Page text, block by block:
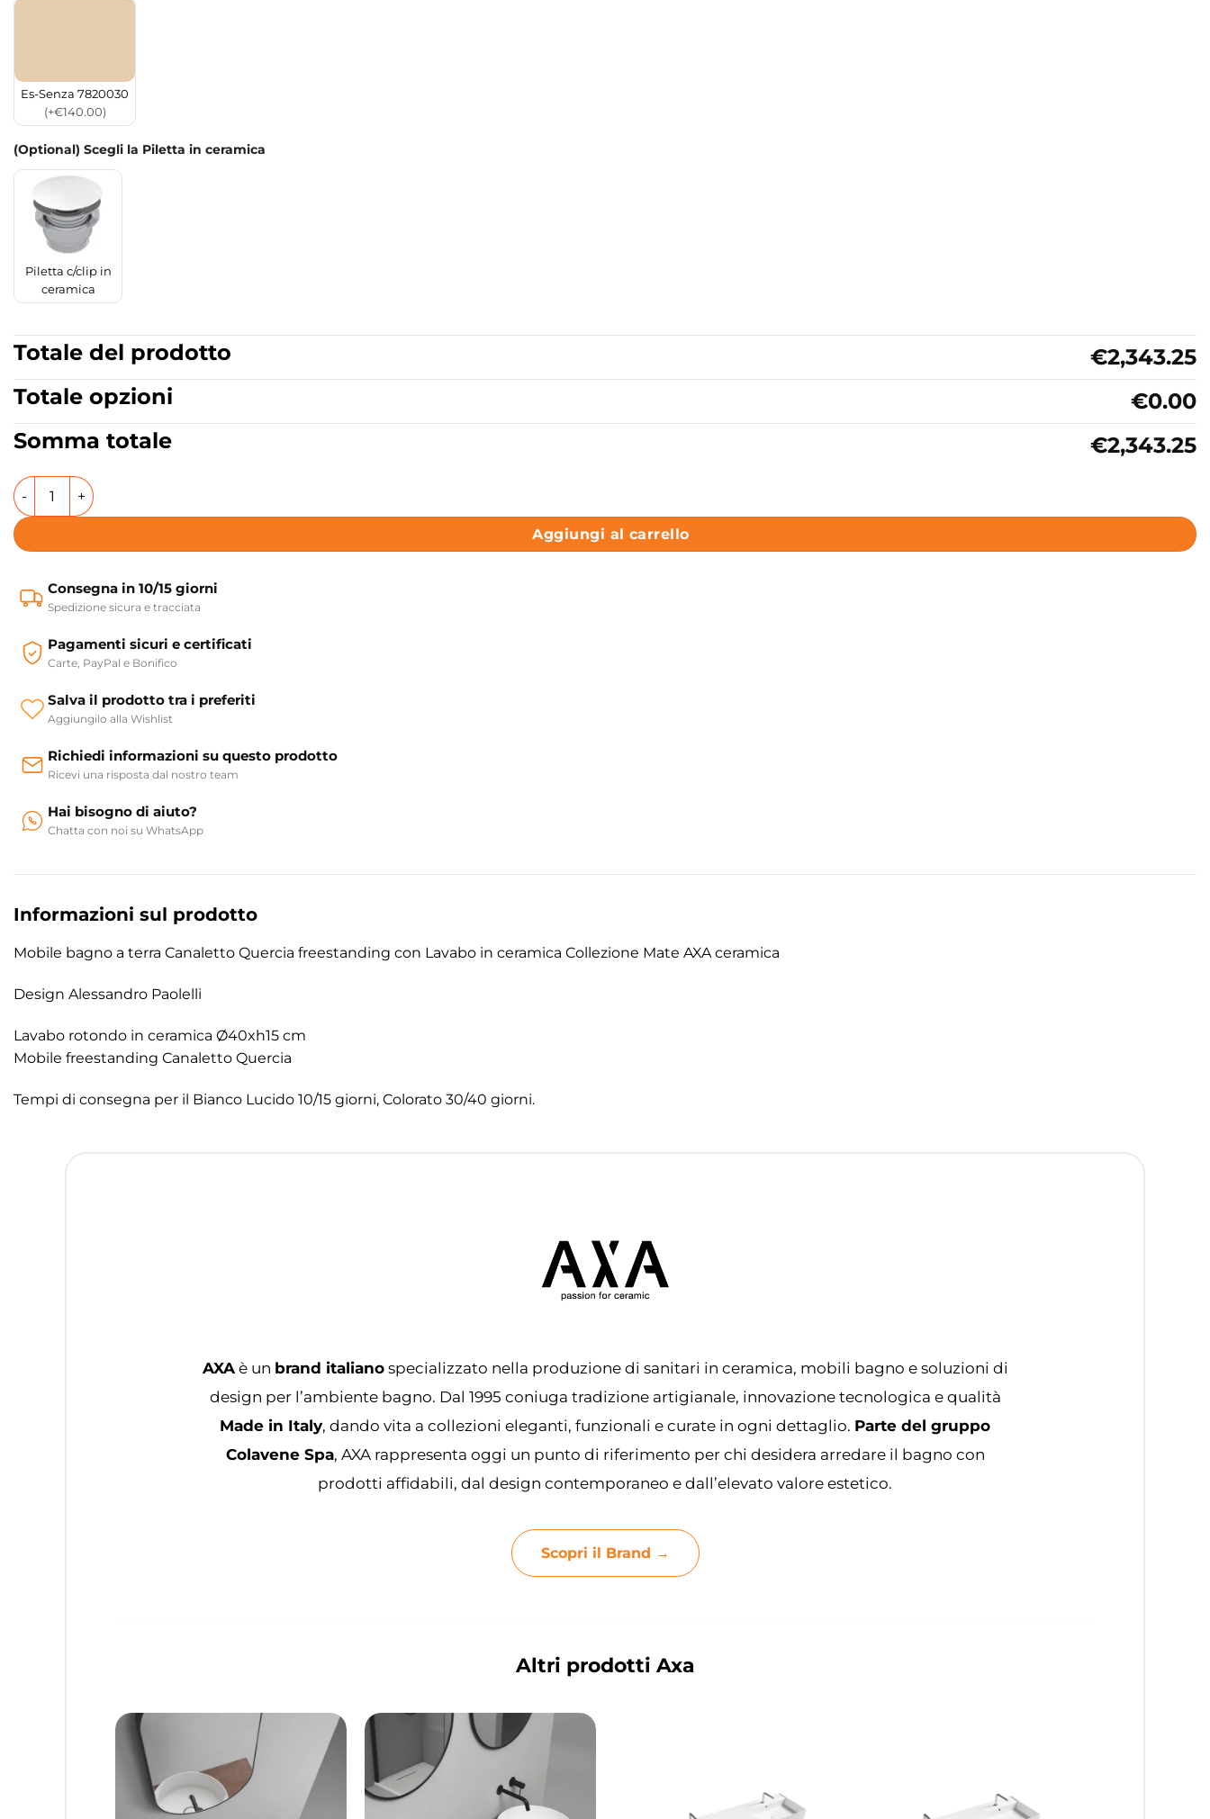
Es-Senza 7820030
(+€140.00)
(Optional) Scegli la Piletta in ceramica
Piletta c/clip in
ceramica
Totale del prodotto
€2,343.25
Totale opzioni
€0.00
Somma totale
€2,343.25
Mobile bagno a terra Canaletto Quercia freestanding con Lavabo in ceramica Collezione Mate AXA ceramica quantità
Aggiungi al carrello
Consegna in 10/15 giorni
Spedizione sicura e tracciata
Pagamenti sicuri e certificati
Carte, PayPal e Bonifico
Salva il prodotto tra i preferiti
Aggiungilo alla Wishlist
Richiedi informazioni su questo prodotto
Ricevi una risposta dal nostro team
Hai bisogno di aiuto?
Chatta con noi su WhatsApp
Informazioni sul prodotto
Mobile bagno a terra Canaletto Quercia freestanding con Lavabo in ceramica Collezione Mate AXA ceramica
Design Alessandro Paolelli
Lavabo rotondo in ceramica Ø40xh15 cm
Mobile freestanding Canaletto Quercia
Tempi di consegna per il Bianco Lucido 10/15 giorni, Colorato 30/40 giorni.
AXAè un brand italianospecializzato nella produzione di sanitari in ceramica, mobili bagno e soluzioni di
design per l’ambiente bagno. Dal 1995 coniuga tradizione artigianale, innovazione tecnologica e qualità
Made in Italy, dando vita a collezioni eleganti, funzionali e curate in ogni dettaglio. Parte del gruppo
Colavene Spa, AXA rappresenta oggi un punto di riferimento per chi desidera arredare il bagno con
prodotti affidabili, dal design contemporaneo e dall’elevato valore estetico.
Scopri il Brand →
Altri prodotti Axa